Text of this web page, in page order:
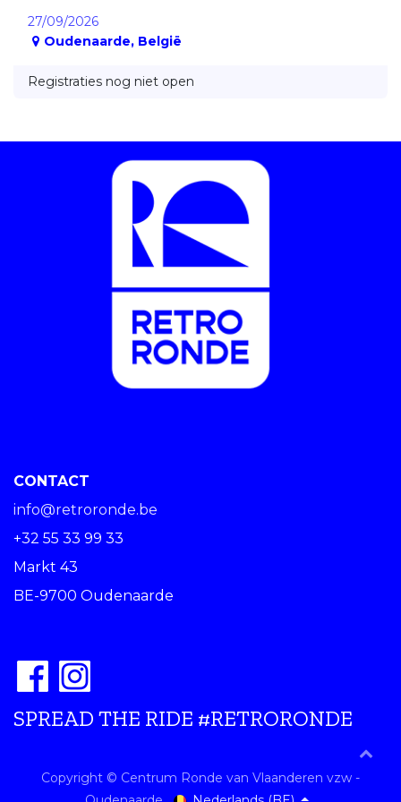
27/09/2026
Oudenaarde, België
Registraties nog niet open
CONTACT
info@retroronde.be
+32 55 33 99 33
Markt 43
BE-9700 Oudenaarde
SPREAD THE RIDE #RETRORONDE
Copyright © Centrum Ronde van Vlaanderen vzw -